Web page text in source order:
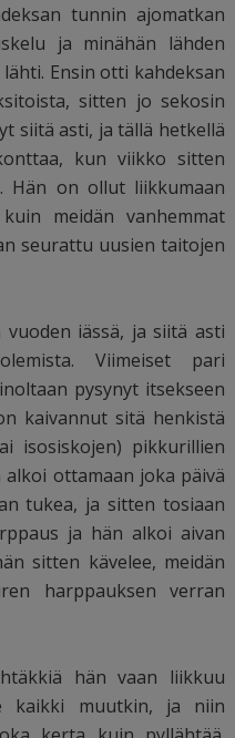
tunnin ajomatkan
ja minähän lähden
Ensin otti kahdeksan
sitten jo sekosin
siitä asti, ja tällä hetkellä
kun viikko sitten
Hän on ollut liikkumaan
meidän vanhemmat
seurattu uusien taitojen
iässä, ja siitä asti
Viimeiset pari
pysynyt itsekseen
kaivannut sitä henkistä
isosiskojen) pikkurillien
ottamaan joka päivä
tukea, ja sitten tosiaan
ja hän alkoi aivan
sitten kävelee, meidän
harppauksen verran
hän vaan liikkuu
kaikki muutkin, ja niin